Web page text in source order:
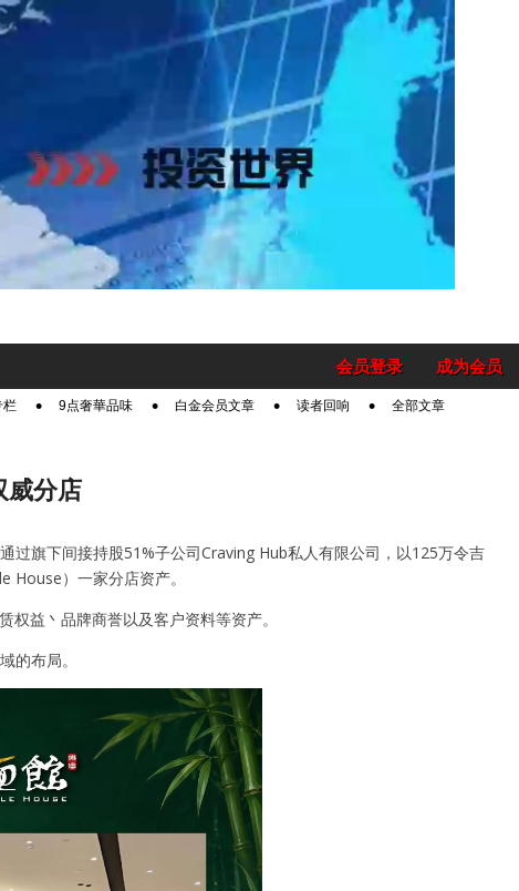
成为会员
会员登录
栏 9点奢華品味 白金会员文章 读者回响 全部文章
威分店
过旗下间接持股51%子公司Craving Hub私人有限公司，以125万令吉
）一家分店资产。
益丶品牌商誉以及客户资料等资产。
的布局。